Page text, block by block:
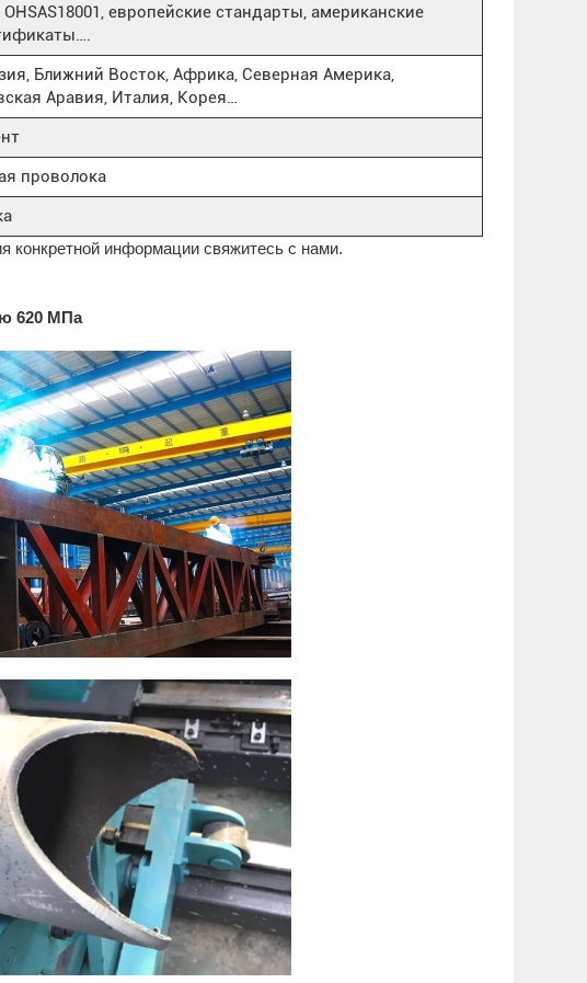
OHSAS18001, европейские стандарты, американские
Ближний Восток, Африка, Северная Америка,
Аравия, Италия, Корея…
проволока
информации свяжитесь с нами.
620 МПа